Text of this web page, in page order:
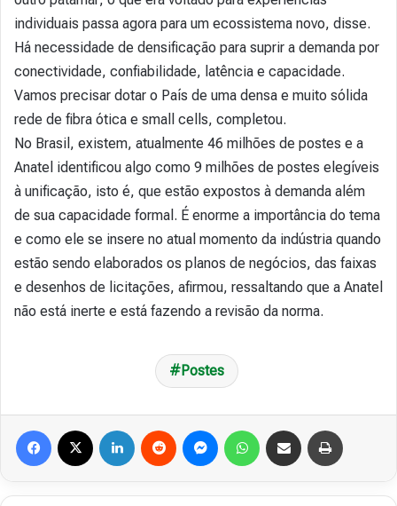
individuais passa agora para um ecossistema novo, disse.
Há necessidade de densificação para suprir a demanda por
conectividade, confiabilidade, latência e capacidade.
Vamos precisar dotar o País de uma densa e muito sólida
rede de fibra ótica e small cells, completou.
No Brasil, existem, atualmente 46 milhões de postes e a
Anatel identificou algo como 9 milhões de postes elegíveis
à unificação, isto é, que estão expostos à demanda além
de sua capacidade formal. É enorme a importância do tema
e como ele se insere no atual momento da indústria quando
estão sendo elaborados os planos de negócios, das faixas
e desenhos de licitações, afirmou, ressaltando que a Anatel
não está inerte e está fazendo a revisão da norma.
Postes